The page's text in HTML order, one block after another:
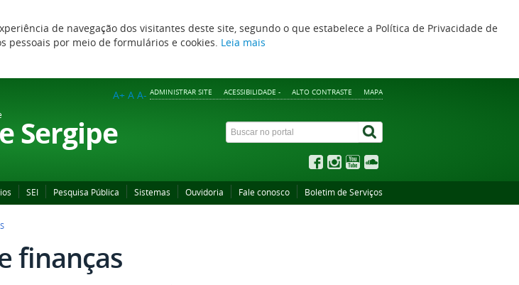
de navegação dos visitantes deste site, segundo o que estabelece a Política de Privacidade de
pessoais por meio de formulários e cookies. Leia mais
ADMINISTRAR SITE ACESSIBILIDADE - ALTO CONTRASTE MAPA
A+ A A-
Sergipe
SEI Pesquisa Pública Sistemas Ouvidoria Fale conosco Boletim de Serviços
finanças